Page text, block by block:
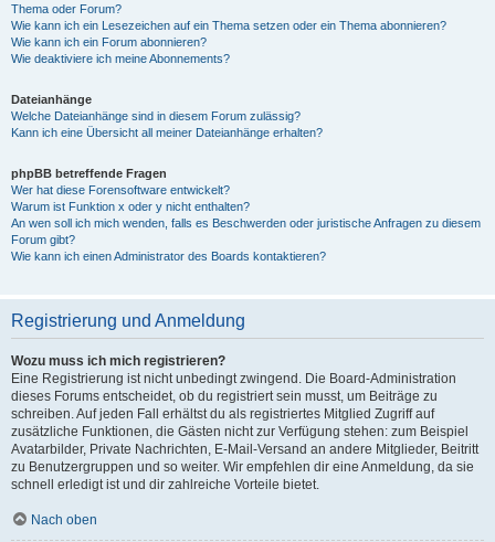
Thema oder Forum?
Wie kann ich ein Lesezeichen auf ein Thema setzen oder ein Thema abonnieren?
Wie kann ich ein Forum abonnieren?
Wie deaktiviere ich meine Abonnements?
Dateianhänge
Welche Dateianhänge sind in diesem Forum zulässig?
Kann ich eine Übersicht all meiner Dateianhänge erhalten?
phpBB betreffende Fragen
Wer hat diese Forensoftware entwickelt?
Warum ist Funktion x oder y nicht enthalten?
An wen soll ich mich wenden, falls es Beschwerden oder juristische Anfragen zu diesem
Forum gibt?
Wie kann ich einen Administrator des Boards kontaktieren?
Registrierung und Anmeldung
Wozu muss ich mich registrieren?
Eine Registrierung ist nicht unbedingt zwingend. Die Board-Administration
dieses Forums entscheidet, ob du registriert sein musst, um Beiträge zu
schreiben. Auf jeden Fall erhältst du als registriertes Mitglied Zugriff auf
zusätzliche Funktionen, die Gästen nicht zur Verfügung stehen: zum Beispiel
Avatarbilder, Private Nachrichten, E-Mail-Versand an andere Mitglieder, Beitritt
zu Benutzergruppen und so weiter. Wir empfehlen dir eine Anmeldung, da sie
schnell erledigt ist und dir zahlreiche Vorteile bietet.
Nach oben